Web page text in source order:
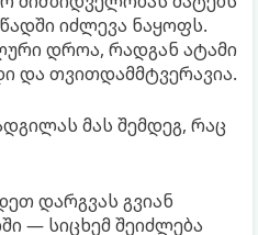
იძლევა ნაყოფს.
დროა, რადგან ატამი
და თვითდამმტვერავია.
მას შემდეგ, რაც
დარგვას გვიან
— სიცხემ შეიძლება